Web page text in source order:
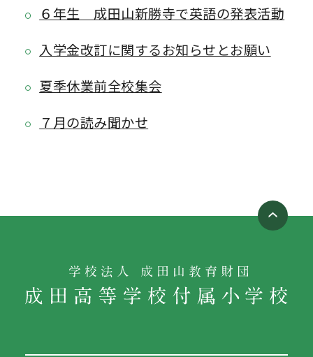
６年生 成田山新勝寺で英語の発表活動
入学金改訂に関するお知らせとお願い
夏季休業前全校集会
７月の読み聞かせ